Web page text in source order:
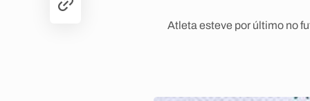
Atleta esteve por último no